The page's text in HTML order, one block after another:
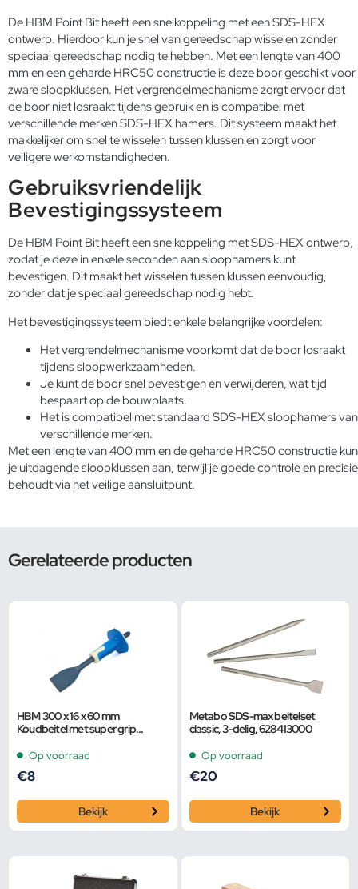
De HBM Point Bit heeft een snelkoppeling met een SDS-HEX
ontwerp. Hierdoor kun je snel van gereedschap wisselen zonder
speciaal gereedschap nodig te hebben. Met een lengte van 400
mm en een geharde HRC50 constructie is deze boor geschikt voor
zware sloopklussen. Het vergrendelmechanisme zorgt ervoor dat
de boor niet losraakt tijdens gebruik en is compatibel met
verschillende merken SDS-HEX hamers. Dit systeem maakt het
makkelijker om snel te wisselen tussen klussen en zorgt voor
veiligere werkomstandigheden.
Gebruiksvriendelijk
Bevestigingssysteem
De HBM Point Bit heeft een snelkoppeling met SDS-HEX ontwerp,
zodat je deze in enkele seconden aan sloophamers kunt
bevestigen. Dit maakt het wisselen tussen klussen eenvoudig,
zonder dat je speciaal gereedschap nodig hebt.
Het bevestigingssysteem biedt enkele belangrijke voordelen:
Het vergrendelmechanisme voorkomt dat de boor losraakt
tijdens sloopwerkzaamheden.
Je kunt de boor snel bevestigen en verwijderen, wat tijd
bespaart op de bouwplaats.
Het is compatibel met standaard SDS-HEX sloophamers van
verschillende merken.
Met een lengte van 400 mm en de geharde HRC50 constructie kun
je uitdagende sloopklussen aan, terwijl je goede controle en precisie
behoudt via het veilige aansluitpunt.
Gerelateerde producten
HBM 300 x 16 x 60 mm
Koudbeitel met super grip
Op voorraad
€8
Bekijk
Metabo SDS-max beitelset
classic, 3-delig, 628413000
Op voorraad
€20
Bekijk